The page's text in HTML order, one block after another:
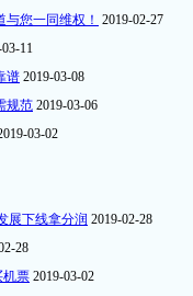
您一同维权！ 2019-02-27
11
谱 2019-03-08
规范 2019-03-06
03-02
展下线拿分润 2019-02-28
28
机票 2019-03-02